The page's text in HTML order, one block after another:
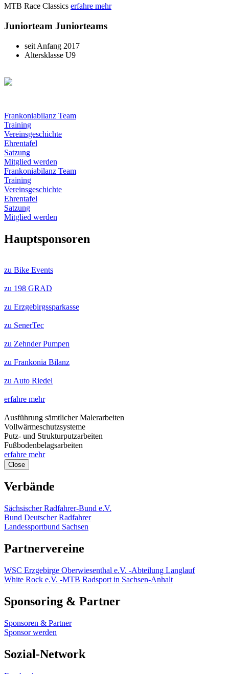
MTB Race Classics erfahre mehr
Juniorteam Juniorteams
seit Anfang 2017
Altersklasse U9
Frankoniabilanz Team
Training
Vereinsgeschichte
Ehrentafel
Satzung
Mitglied werden
Frankoniabilanz Team
Training
Vereinsgeschichte
Ehrentafel
Satzung
Mitglied werden
Hauptsponsoren
zu Bike Events
zu 198 GRAD
zu Erzgebirgssparkasse
zu SenerTec
zu Zehnder Pumpen
zu Frankonia Bilanz
zu Auto Riedel
erfahre mehr
Ausführung sämtlicher Malerarbeiten
Vollwärmeschutzsysteme
Putz- und Strukturputzarbeiten
Fußbodenbelagsarbeiten
erfahre mehr
Close
Verbände
Sächsischer Radfahrer-Bund e.V.
Bund Deutscher Radfahrer
Landessportbund Sachsen
Partnervereine
WSC Erzgebirge Oberwiesenthal e.V. -Abteilung Langlauf
White Rock e.V. -MTB Radsport in Sachsen-Anhalt
Sponsoring & Partner
Sponsoren & Partner
Sponsor werden
Sozial-Network